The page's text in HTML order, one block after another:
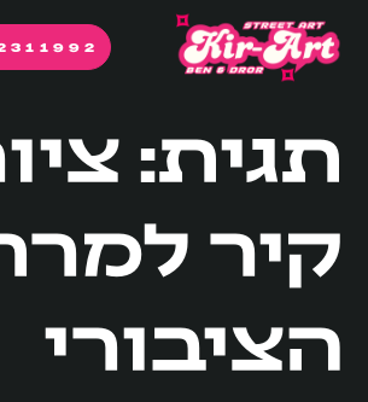
לתוכן
תגית:
קיר
הציבורי